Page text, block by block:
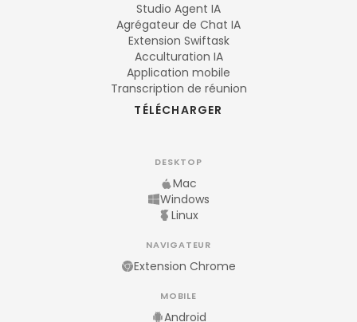
Studio Agent IA
Agrégateur de Chat IA
Extension Swiftask
Acculturation IA
Application mobile
Transcription de réunion
TÉLÉCHARGER
DESKTOP
Mac
Windows
Linux
NAVIGATEUR
Extension Chrome
MOBILE
Android